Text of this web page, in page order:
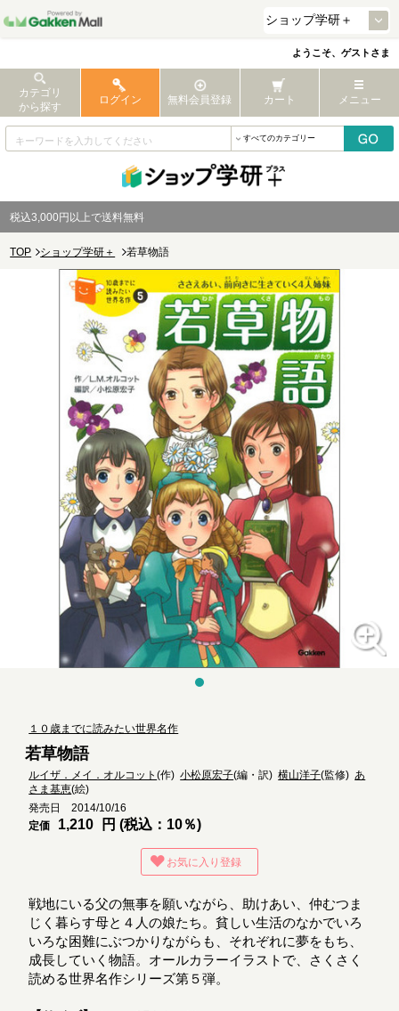
ようこそ、ゲストさま
カテゴリ
から探す
ログイン 無料会員登録 カート メニュー
税込3,000円以上で送料無料
TOP ショップ学研＋ 若草物語
１０歳までに読みたい世界名作
若草物語
ルイザ．メイ．オルコット(作)小松原宏子(編・訳)横山洋子(監修)あ
さま基恵(絵)
発売日 2014/10/16
定価
1,210 円 (税込：10％)
お気に入り登録
戦地にいる父の無事を願いながら、助けあい、仲むつま
じく暮らす母と４人の娘たち。貧しい生活のなかでいろ
いろな困難にぶつかりながらも、それぞれに夢をもち、
成長していく物語。オールカラーイラストで、さくさく
読める世界名作シリーズ第５弾。